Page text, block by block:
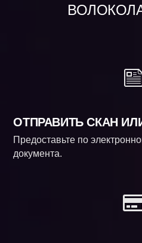
ОТПРАВИТЬ СКАН
Предоставьте по
документа.